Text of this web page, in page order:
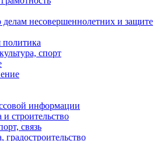
несовершеннолетних и защите
спорт
информации
строительство
связь
градостроительство